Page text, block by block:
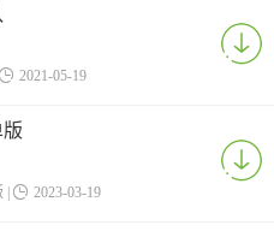
 2021-05-19
 2023-03-19